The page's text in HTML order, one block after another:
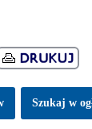
Szukaj w